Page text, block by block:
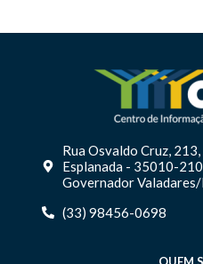
Rua Osvaldo Cruz, 213,
Esplanada - 35010-210
Governador
(33) 98456-0698